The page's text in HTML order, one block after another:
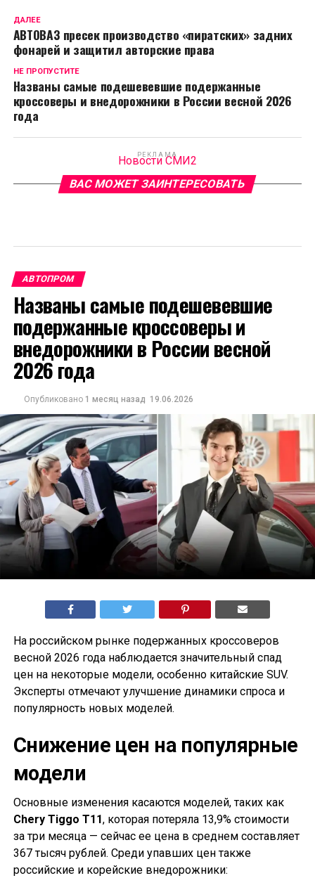
ДАЛЕЕ
АВТОВАЗ пресек производство «пиратских» задних
фонарей и защитил авторские права
НЕ ПРОПУСТИТЕ
Названы самые подешевевшие подержанные
кроссоверы и внедорожники в России весной 2026
года
РЕКЛАМА
Новости СМИ2
ВАС МОЖЕТ ЗАИНТЕРЕСОВАТЬ
АВТОПРОМ
Названы самые подешевевшие
подержанные кроссоверы и
внедорожники в России весной
2026 года
Опубликовано 1 месяц назад 19.06.2026
На российском рынке подержанных кроссоверов
весной 2026 года наблюдается значительный спад
цен на некоторые модели, особенно китайские SUV.
Эксперты отмечают улучшение динамики спроса и
популярность новых моделей.
Снижение цен на популярные
модели
Основные изменения касаются моделей, таких как
Chery Tiggo T11, которая потеряла 13,9% стоимости
за три месяца — сейчас ее цена в среднем составляет
367 тысяч рублей. Среди упавших цен также
российские и корейские внедорожники: